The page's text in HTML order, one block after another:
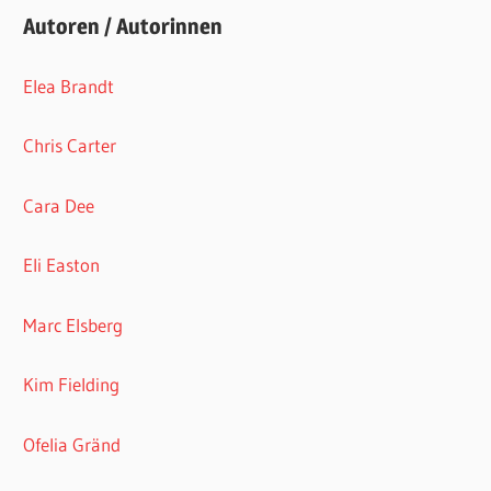
Autoren / Autorinnen
Elea Brandt
Chris Carter
Cara Dee
Eli Easton
Marc Elsberg
Kim Fielding
Ofelia Gränd